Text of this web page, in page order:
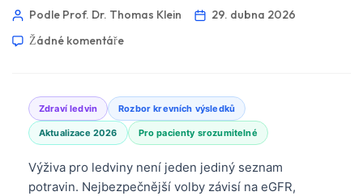
Podle Prof. Dr. Thomas Klein
29. dubna 2026
Žádné komentáře
Zdraví ledvin Rozbor krevních výsledků
Aktualizace 2026 Pro pacienty srozumitelné
Výživa pro ledviny není jeden jediný seznam
potravin. Nejbezpečnější volby závisí na eGFR,